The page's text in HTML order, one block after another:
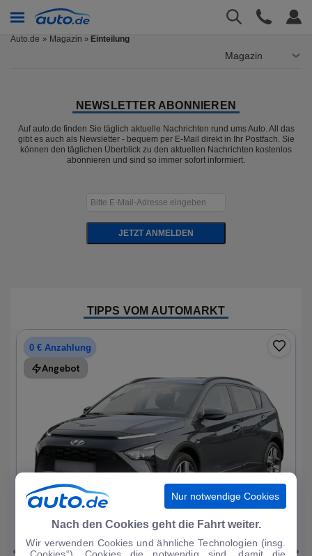
Auto.de Magazin » Einteilung
Magazin
NEWSLETTER ABONNIEREN
Auf auto.de finden Sie täglich aktuelle Nachrichten rund ums Auto. All das
gibt es auch als Newsletter - bequem per E-Mail direkt in Ihr Postfach. Sie
können den täglichen Überblick zu den aktuellen Nachrichten kostenlos
abonnieren und sind so immer sofort informiert.
JETZT ANMELDEN
TIPPS VOM AUTOMARKT
0 € Anzahlung
Angebot
|15
Nur notwendige Cookies
Nach den Cookies geht die Fahrt weiter.
Wir verwenden Cookies und ähnliche Technologien (insg.